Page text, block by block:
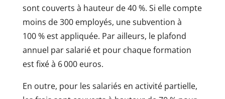
sont couverts à hauteur de 40 %. Si elle compte
moins de 300 employés, une subvention à
100 % est appliquée. Par ailleurs, le plafond
annuel par salarié et pour chaque formation
est fixé à 6 000 euros.
En outre, pour les salariés en activité partielle,